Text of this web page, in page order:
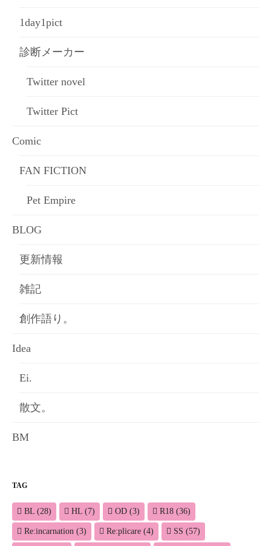
1day1pict
診断メーカー
Twitter novel
Twitter Pict
Comic
FAN FICTION
Pet Empire
BLOG
更新情報
雑記
創作語り。
Idea
Ei.
散文。
BM
TAG
BL (28) HL (7) OD (3) R18 (36)
Re:incarnation (3) Re:plicare (4) SS (57)